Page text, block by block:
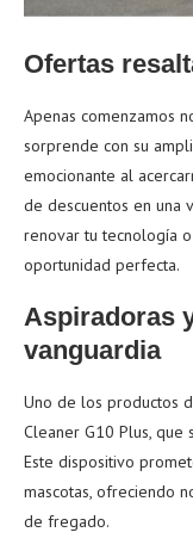
Ofertas
Apenas comenzamos
sorprende con su
emocionante al
de descuentos en una
renovar tu tecnología
oportunidad perfecta.
Aspiradoras
vanguardia
Uno de los productos
Cleaner G10 Plus,
Este dispositivo
mascotas, ofreciendo
de fregado.